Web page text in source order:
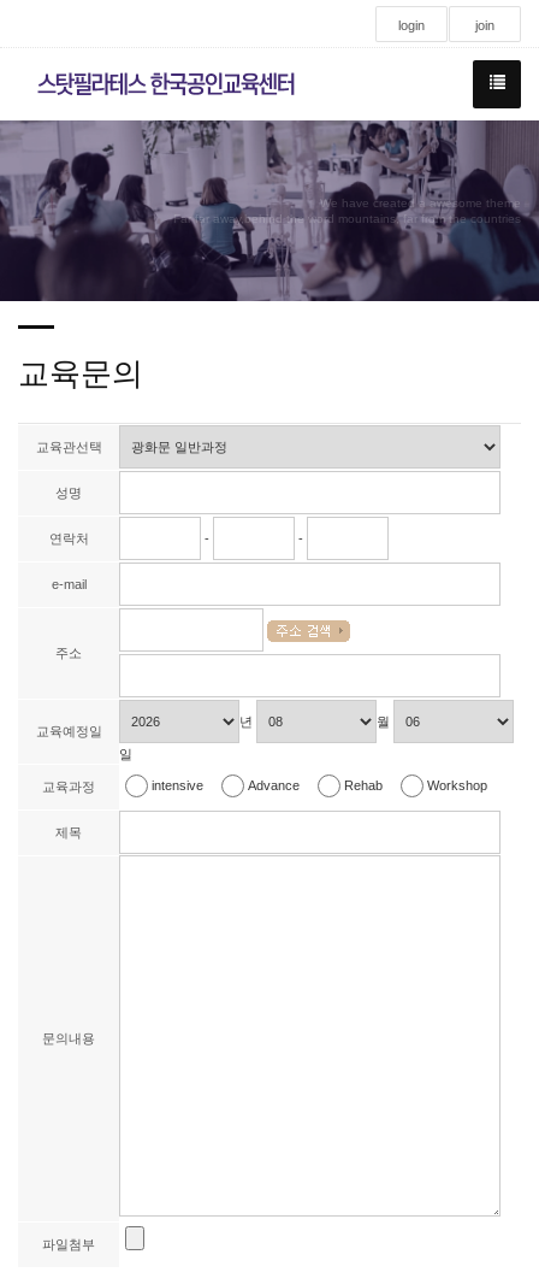
login join
We have created a awesome theme
Far far away,behind the word mountains, far from the countries
교육문의
교육관선택
성명
연락처 - -
e-mail
주소
교육예정일
년 월
일
교육과정 intensive Advance Rehab Workshop
제목
문의내용
파일첨부